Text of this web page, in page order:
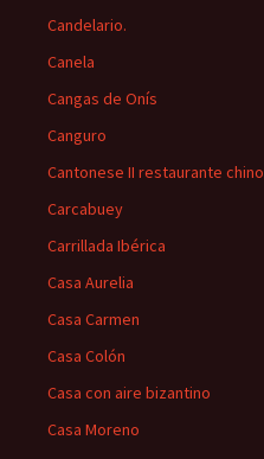
Candelario.
Canela
Cangas de Onís
Canguro
Cantonese II restaurante chino
Carcabuey
Carrillada Ibérica
Casa Aurelia
Casa Carmen
Casa Colón
Casa con aire bizantino
Casa Moreno